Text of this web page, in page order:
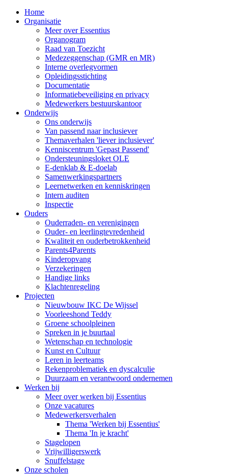
Home
Organisatie
Meer over Essentius
Organogram
Raad van Toezicht
Medezeggenschap (GMR en MR)
Interne overlegvormen
Opleidingsstichting
Documentatie
Informatiebeveiliging en privacy
Medewerkers bestuurskantoor
Onderwijs
Ons onderwijs
Van passend naar inclusiever
Themaverhalen 'liever inclusiever'
Kenniscentrum 'Gepast Passend'
Ondersteuningsloket OLE
E-denklab & E-doelab
Samenwerkingspartners
Leernetwerken en kenniskringen
Intern auditen
Inspectie
Ouders
Ouderraden- en verenigingen
Ouder- en leerlingtevredenheid
Kwaliteit en ouderbetrokkenheid
Parents4Parents
Kinderopvang
Verzekeringen
Handige links
Klachtenregeling
Projecten
Nieuwbouw IKC De Wijssel
Voorleeshond Teddy
Groene schoolpleinen
Spreken in je buurtaal
Wetenschap en technologie
Kunst en Cultuur
Leren in leerteams
Rekenproblematiek en dyscalculie
Duurzaam en verantwoord ondernemen
Werken bij
Meer over werken bij Essentius
Onze vacatures
Medewerkersverhalen
Thema 'Werken bij Essentius'
Thema 'In je kracht'
Stagelopen
Vrijwilligerswerk
Snuffelstage
Onze scholen